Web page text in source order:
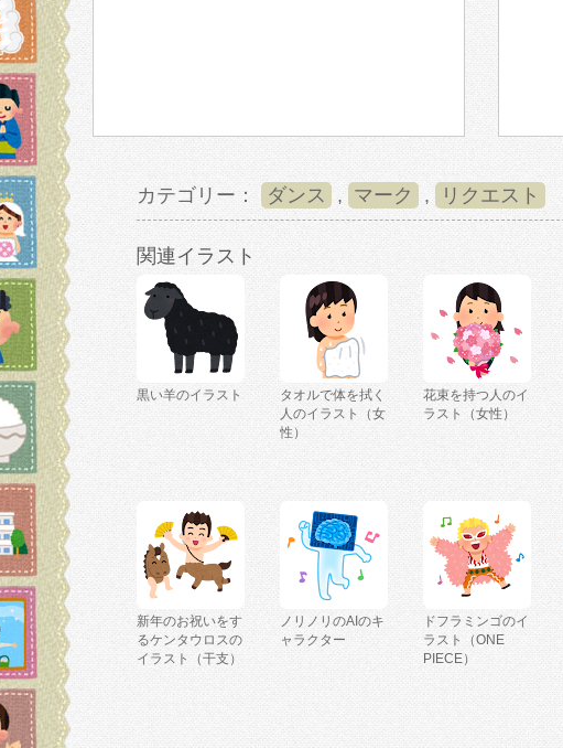
カテゴリー： ダンス , マーク , リクエスト
関連イラスト
黒い羊のイラスト
タオルで体を拭く
人のイラスト（女
性）
花束を持つ人のイ
ラスト（女性）
新年のお祝いをす
るケンタウロスの
イラスト（干支）
ノリノリのAIのキ
ャラクター
ドフラミンゴのイ
ラスト（ONE
PIECE）